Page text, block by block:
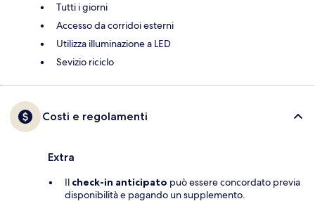
Tutti i giorni
Accesso da corridoi esterni
Utilizza illuminazione a LED
Sevizio riciclo
Costi e regolamenti
Extra
Il check-in anticipato può essere concordato previa
disponibilità e pagando un supplemento.